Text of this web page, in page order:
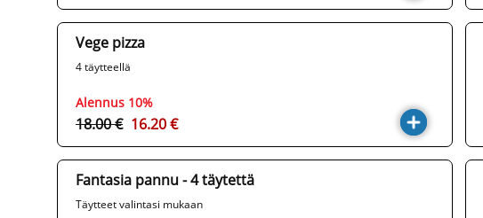
Vege pizza
4 täytteellä
Alennus 10%
18.00 € 16.20 €
Fantasia pannu - 4 täytettä
Täytteet valintasi mukaan